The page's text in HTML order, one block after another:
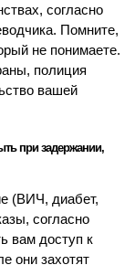
согласно
Помните,
не понимаете.
полиция
вашей
при задержании,
(ВИЧ, диабет,
согласно
вам доступ к
они захотят